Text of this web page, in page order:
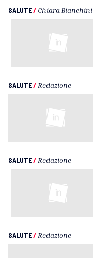
SALUTE/ Chiara Bianchini
SALUTE/ Redazione
SALUTE/ Redazione
SALUTE/ Redazione